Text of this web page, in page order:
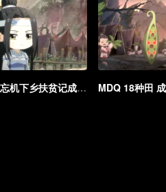
MDQ 17蓝忘机下乡扶贫记成片输出+腾讯海外版